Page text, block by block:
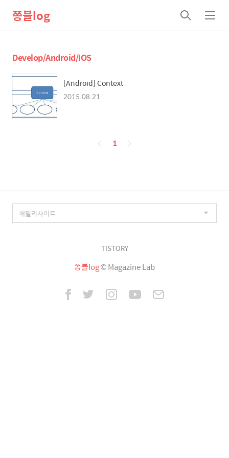
쫑블log
검
색
메
뉴
Develop/Android/IOS
[Android] Context
2015.08.21
페
1
TISTORY
쫑블log© Magazine Lab